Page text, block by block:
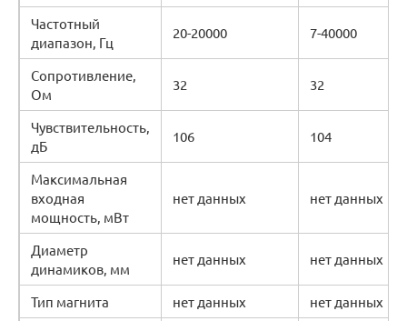
Частотный
диапазон, Гц
20-20000 7-40000
Сопротивление,
Ом
32 32
Чувствительность,
дБ
106 104
Максимальная
входная
мощность, мВт
нет данных нет данных
Диаметр
динамиков, мм
нет данных нет данных
Тип магнита нет данных
нет данных